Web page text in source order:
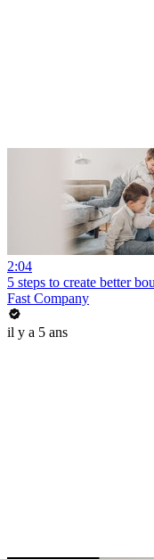
2:04
5 steps to create better
Fast Company
il y a 5 ans